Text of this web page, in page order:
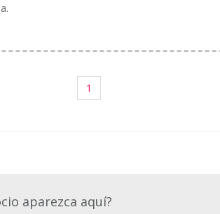
1
aparezca aquí?